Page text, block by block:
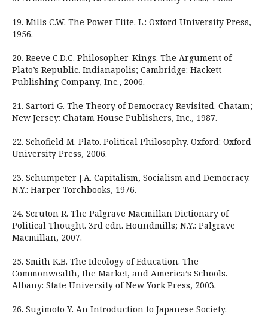
19. Mills C.W. The Power Elite. L.: Oxford University Press,
1956.
20. Reeve C.D.C. Philosopher-Kings. The Argument of
Plato’s Republic. Indianapolis; Cambridge: Hackett
Publishing Company, Inc., 2006.
21. Sartori G. The Theory of Democracy Revisited. Chatam;
New Jersey: Chatam House Publishers, Inc., 1987.
22. Schofield M. Plato. Political Philosophy. Oxford: Oxford
University Press, 2006.
23. Schumpeter J.A. Capitalism, Socialism and Democracy.
N.Y.: Harper Torchbooks, 1976.
24. Scruton R. The Palgrave Macmillan Dictionary of
Political Thought. 3rd edn. Houndmills; N.Y.: Palgrave
Macmillan, 2007.
25. Smith K.B. The Ideology of Education. The
Commonwealth, the Market, and America’s Schools.
Albany: State University of New York Press, 2003.
26. Sugimoto Y. An Introduction to Japanese Society.